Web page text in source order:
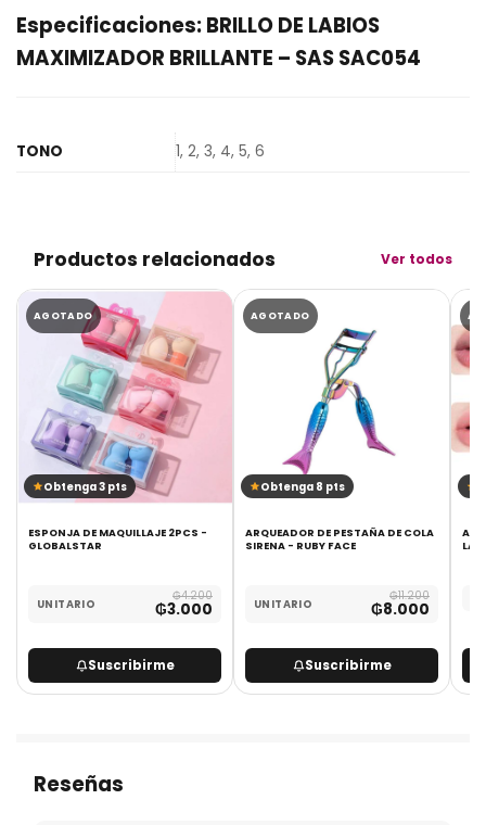
Especificaciones: BRILLO DE LABIOS
MAXIMIZADOR BRILLANTE – SAS SAC054
TONO 1, 2, 3, 4, 5, 6
Productos relacionados Ver todos
AGOTADO
Obtenga 3 pts
ESPONJA DE MAQUILLAJE 2PCS -
GLOBALSTAR
UNITARIO
₲4.200
₲3.000
Suscribirme
AGOTADO
Obtenga 8 pts
ARQUEADOR DE PESTAÑA DE COLA
SIRENA - RUBY FACE
UNITARIO
₲11.200
₲8.000
Suscribirme
Reseñas